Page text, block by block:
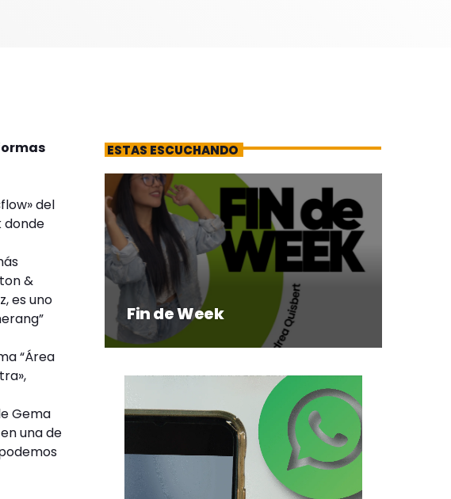
del
donde
&
es uno
“Área
Gema
una de
ESTAS ESCUCHANDO
Fin de Week